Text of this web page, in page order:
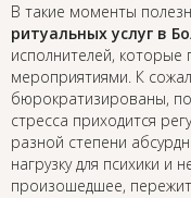
В такие моменты
ритуальных услуг в
исполнителей,
мероприятиями. К
бюрократизированы,
стресса приходится
разной степени
нагрузку для психики и
произошедшее,